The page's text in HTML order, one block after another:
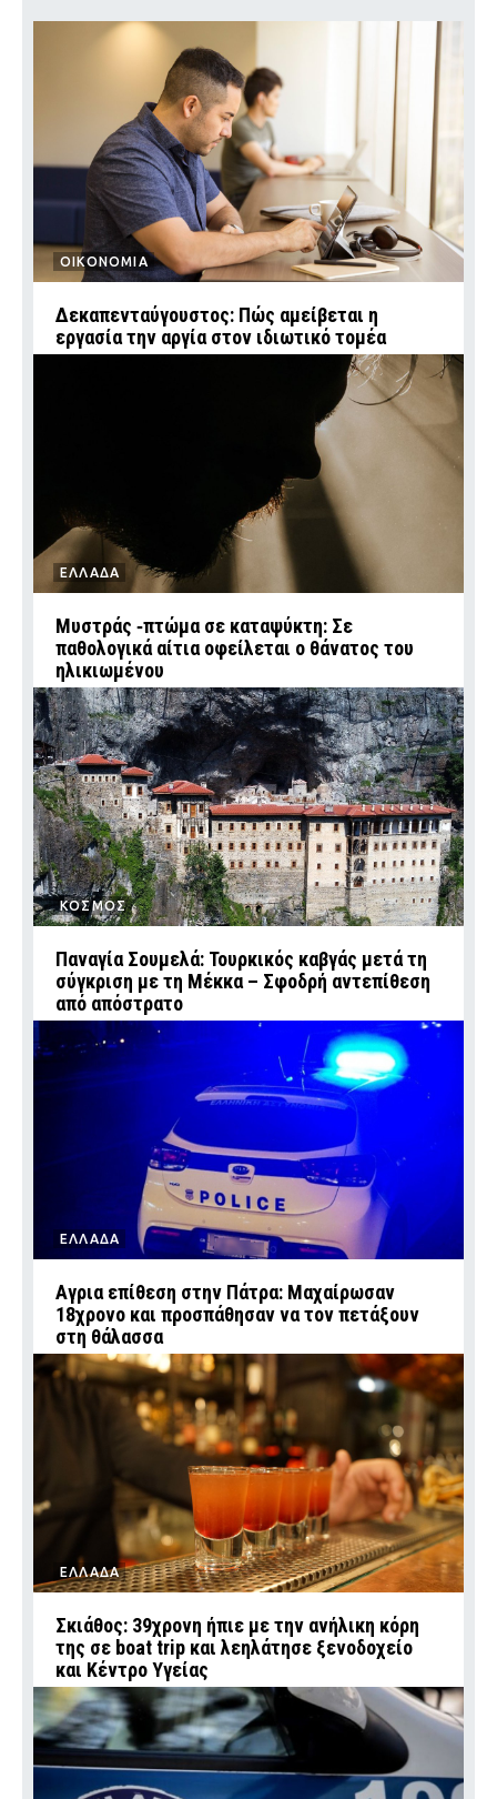
ΟΙΚΟΝΟΜΙΑ
Δεκαπενταύγουστος: Πώς αμείβεται η
εργασία την αργία στον ιδιωτικό τομέα
ΕΛΛΑΔΑ
Μυστράς ‑πτώμα σε καταψύκτη: Σε
παθολογικά αίτια οφείλεται ο θάνατος του
ηλικιωμένου
ΚΟΣΜΟΣ
Παναγία Σουμελά: Τουρκικός καβγάς μετά τη
σύγκριση με τη Μέκκα – Σφοδρή αντεπίθεση
από απόστρατο
ΕΛΛΑΔΑ
Αγρια επίθεση στην Πάτρα: Μαχαίρωσαν
18χρονο και προσπάθησαν να τον πετάξουν
στη θάλασσα
ΕΛΛΑΔΑ
Σκιάθος: 39χρονη ήπιε με την ανήλικη κόρη
της σε boat trip και λεηλάτησε ξενοδοχείο
και Κέντρο Υγείας